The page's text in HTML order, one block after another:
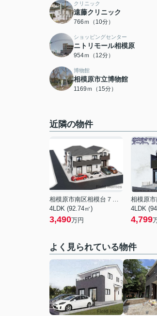
クリニック
遠藤クリニック
766ｍ（10分）
ショッピングセンター
ニトリモール相模原
954ｍ（12分）
博物館
相模原市立博物館
1169ｍ（15分）
近隣の物件
相模原市南区相模台７丁目
4LDK (92.74㎡)
3,490万円
相模原
4LDK
4,799
よく見られている物件